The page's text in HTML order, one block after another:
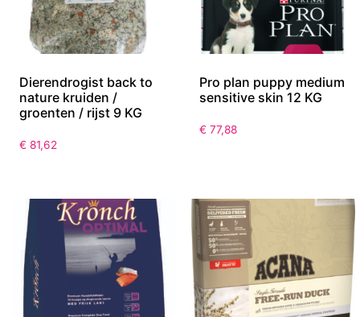
Dierendrogist back to
nature kruiden /
groenten / rijst 9 KG
€ 81,62
Pro plan puppy medium
sensitive skin 12 KG
€ 77,88